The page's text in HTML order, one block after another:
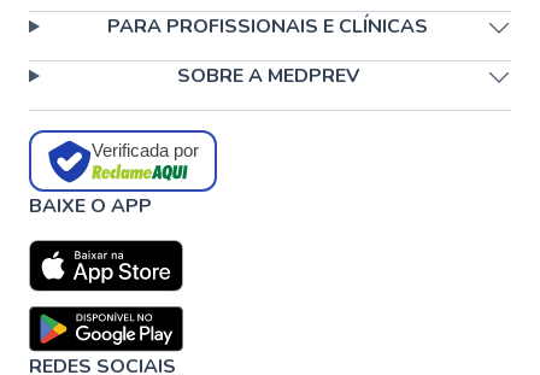
PARA PROFISSIONAIS E CLÍNICAS
SOBRE A MEDPREV
Verificada por
BAIXE O APP
REDES SOCIAIS